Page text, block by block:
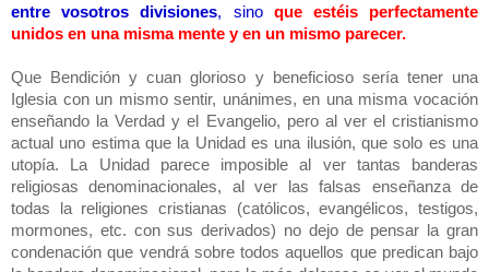
entre vosotros divisiones, sino que estéis perfectamente
unidos en una misma mente y en un mismo parecer.
Que Bendición y cuan glorioso y beneficioso sería tener una
Iglesia con un mismo sentir, unánimes, en una misma vocación
enseñando la Verdad y el Evangelio, pero al ver el cristianismo
actual uno estima que la Unidad es una ilusión, que solo es una
utopía. La Unidad parece imposible al ver tantas banderas
religiosas denominacionales, al ver las falsas enseñanza de
todas la religiones cristianas (católicos, evangélicos, testigos,
mormones, etc. con sus derivados) no dejo de pensar la gran
condenación que vendrá sobre todos aquellos que predican bajo